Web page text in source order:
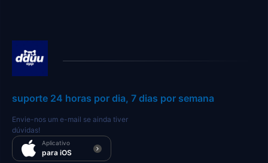
suporte 24 horas por dia, 7 dias por semana
Envie-nos um e-mail se ainda tiver
dúvidas!
Aplicativo
para iOS